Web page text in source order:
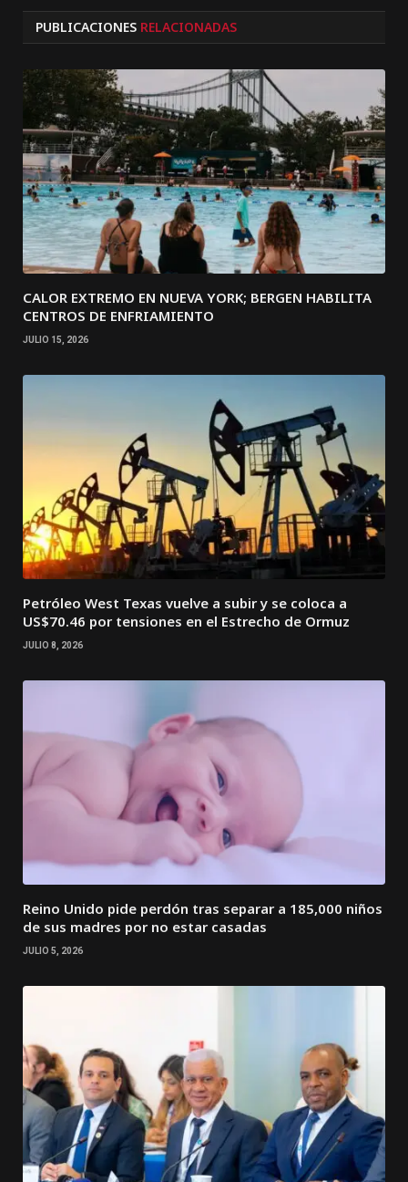
PUBLICACIONES RELACIONADAS
CALOR EXTREMO EN NUEVA YORK; BERGEN HABILITA
CENTROS DE ENFRIAMIENTO
JULIO 15, 2026
Petróleo West Texas vuelve a subir y se coloca a
US$70.46 por tensiones en el Estrecho de Ormuz
JULIO 8, 2026
Reino Unido pide perdón tras separar a 185,000 niños
de sus madres por no estar casadas
JULIO 5, 2026